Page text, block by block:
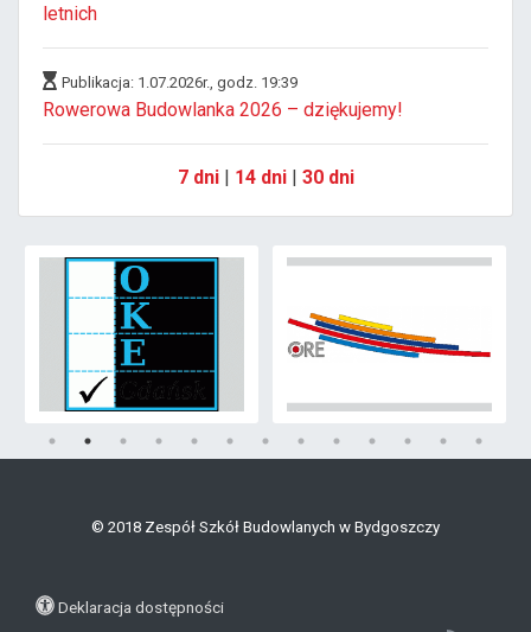
letnich
Publikacja: 1.07.2026r., godz. 19:39
Rowerowa Budowlanka 2026 – dziękujemy!
7 dni| 14 dni| 30 dni
© 2018 Zespół Szkół Budowlanych w Bydgoszczy
Deklaracja dostępności